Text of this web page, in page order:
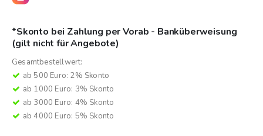
*Skonto bei Zahlung per Vorab - Banküberweisung
(gilt nicht für Angebote)
Gesamtbestellwert:
ab 500 Euro: 2% Skonto
ab 1000 Euro: 3% Skonto
ab 3000 Euro: 4% Skonto
ab 4000 Euro: 5% Skonto